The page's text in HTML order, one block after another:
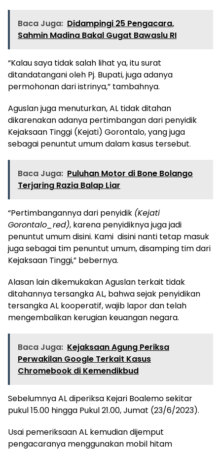
Baca Juga: Didampingi 25 Pengacara,
Sahmin Madina Bakal Gugat Bawaslu RI
“Kalau saya tidak salah lihat ya, itu surat
ditandatangani oleh Pj. Bupati, juga adanya
permohonan dari istrinya,” tambahnya.
Aguslan juga menuturkan, AL tidak ditahan
dikarenakan adanya pertimbangan dari penyidik
Kejaksaan Tinggi (Kejati) Gorontalo, yang juga
sebagai penuntut umum dalam kasus tersebut.
Baca Juga: Puluhan Motor di Bone Bolango
Terjaring Razia Balap Liar
“Pertimbangannya dari penyidik (Kejati
Gorontalo_red), karena penyidiknya juga jadi
penuntut umum disini. Kami disini nanti tetap masuk
juga sebagai tim penuntut umum, disamping tim dari
Kejaksaan Tinggi,” bebernya.
Alasan lain dikemukakan Aguslan terkait tidak
ditahannya tersangka AL, bahwa sejak penyidikan
tersangka AL kooperatif, wajib lapor dan telah
mengembalikan kerugian keuangan negara.
Baca Juga: Kejaksaan Agung Periksa
Perwakilan Google Terkait Kasus
Chromebook di Kemendikbud
Sebelumnya AL diperiksa Kejari Boalemo sekitar
pukul 15.00 hingga Pukul 21.00, Jumat (23/6/2023).
Usai pemeriksaan AL kemudian dijemput
pengacaranya menggunakan mobil hitam